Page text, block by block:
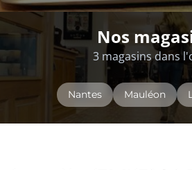
Nos
3 magasins dans
Nantes Mauléon